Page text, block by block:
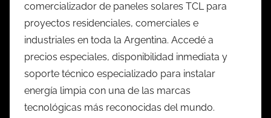
comercializador de paneles solares TCL para
proyectos residenciales, comerciales e
industriales en toda la Argentina. Accedé a
precios especiales, disponibilidad inmediata y
soporte técnico especializado para instalar
energía limpia con una de las marcas
tecnológicas más reconocidas del mundo.